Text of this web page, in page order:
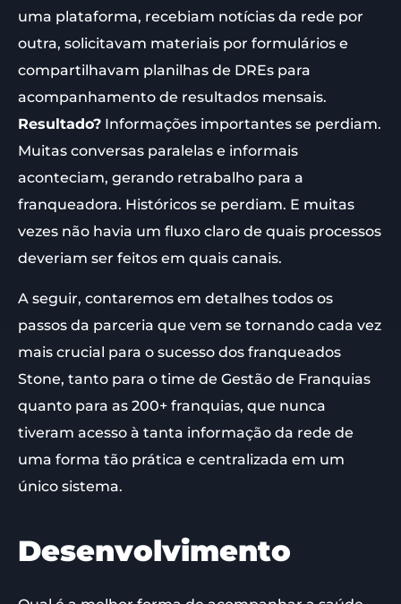
uma plataforma, recebiam notícias da rede por
outra, solicitavam materiais por formulários e
compartilhavam planilhas de DREs para
acompanhamento de resultados mensais.
Resultado? Informações importantes se perdiam.
Muitas conversas paralelas e informais
aconteciam, gerando retrabalho para a
franqueadora. Históricos se perdiam. E muitas
vezes não havia um fluxo claro de quais processos
deveriam ser feitos em quais canais.
A seguir, contaremos em detalhes todos os
passos da parceria que vem se tornando cada vez
mais crucial para o sucesso dos franqueados
Stone, tanto para o time de Gestão de Franquias
quanto para as 200+ franquias, que nunca
tiveram acesso à tanta informação da rede de
uma forma tão prática e centralizada em um
único sistema.
Desenvolvimento